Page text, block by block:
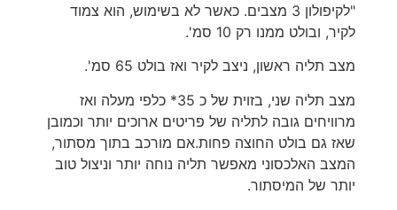
"לקיפולון 3 מצבים. כאשר לא בשימוש, הוא צמוד
לקיר, ובולט ממנו רק 10 סמ'.
מצב תליה ראשון, ניצב לקיר ואז בולט 65 סמ'.
מצב תליה שני, בזוית של כ 35* כלפי מעלה ואז
מרוויחים גובה לתליה של פריטים ארוכים יותר וכמובן
שאז גם בולט החוצה פחות.אם מורכב בתוך מסתור,
המצב האלכסוני מאפשר תליה נוחה יותר וניצול טוב
יותר של המיסתור.